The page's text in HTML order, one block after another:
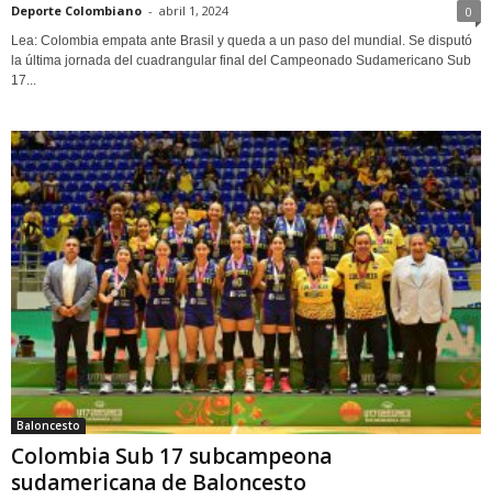
Deporte Colombiano - abril 1, 2024 0
Lea: Colombia empata ante Brasil y queda a un paso del mundial. Se disputó
la última jornada del cuadrangular final del Campeonado Sudamericano Sub
17...
Baloncesto
Colombia Sub 17 subcampeona
sudamericana de Baloncesto